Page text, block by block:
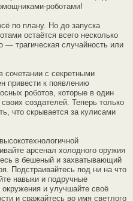
роботами!
по плану. Но до запуска
остаётся всего несколько
— трагическая случайность или
сочетании с секретными
привести к появлению
роботов, которые в один
создателей. Теперь только
что скрывается за кулисами
арсенал холодного оружия
в бешеный и захватывающий
Подстраивайтесь под ни на что
навыки и подручные
и улучшайте своё
и сражайтесь во имя светлого